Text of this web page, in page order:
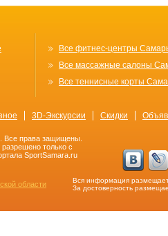
Все фитнес-центры
Все массажные салоны
Все теннисные корты
3D-Экскурсии Скидки
. Все права защищены.
только с
SportSamara.ru
области
Вся информация
За достоверность